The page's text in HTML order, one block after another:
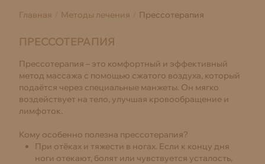
Главная Методы лечения Прессотерапия
ПРЕССОТЕРАПИЯ
Прессотерапия – это комфортный и эффективный
метод массажа с помощью сжатого воздуха, который
подаётся через специальные манжеты. Он мягко
воздействует на тело, улучшая кровообращение и
лимфоток.
Кому особенно полезна прессотерапия?
При отёках и тяжести в ногах. Если к концу дня
ноги отекают, болят или чувствуется усталость,